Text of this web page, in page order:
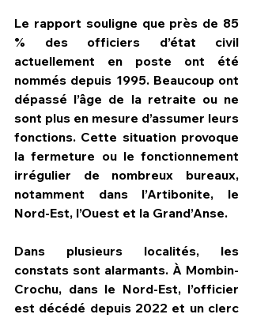
Le rapport souligne que près de 85
% des officiers d’état civil
actuellement en poste ont été
nommés depuis 1995. Beaucoup ont
dépassé l’âge de la retraite ou ne
sont plus en mesure d’assumer leurs
fonctions. Cette situation provoque
la fermeture ou le fonctionnement
irrégulier de nombreux bureaux,
notamment dans l’Artibonite, le
Nord-Est, l’Ouest et la Grand’Anse.
Dans plusieurs localités, les
constats sont alarmants. À Mombin-
Crochu, dans le Nord-Est, l’officier
est décédé depuis 2022 et un clerc